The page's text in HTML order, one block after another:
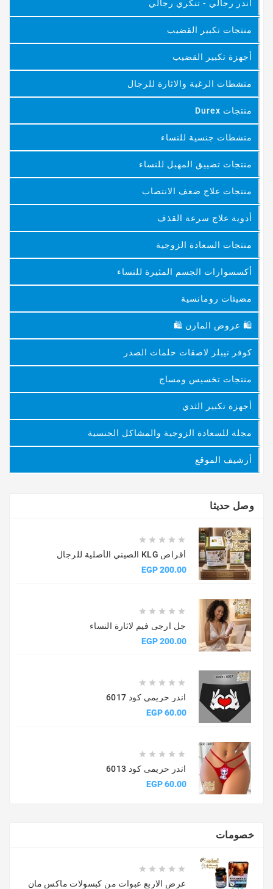
أندر رجالي - تنكري رجالي
منتجات تكبير القضيب
أجهزة تكبير القضيب
منشطات الرغبة والاثارة للرجال
منتجات Durex
منشطات جنسية للنساء
منتجات تضييق المهبل للنساء
منتجات علاج ضعف الانتصاب
أدوية علاج سرعة القذف
منتجات السعادة الزوجية
أكسسوارات الجسم المثيرة للنساء
مضيئات رومانسية
🛍 عروض المازن 🛍
كوفر نيبلز لاصقات حلمات الصدر
منتجات تخسيس ومساج
أجهزة تكبير الثدي
مجلة للسعادة الزوجية والمشاكل الجنسية
أرشيف الموقع
وصل حديثا





أقراص KLG الصيني الأصلية للرجال
200.00 EGP





جل ارجى فيم لاثارة النساء
200.00 EGP





اندر حريمى كود 6017
60.00 EGP





اندر حريمى كود 6013
60.00 EGP
خصومات





عرض الاربع عبوات من كبسولات ماكس مان